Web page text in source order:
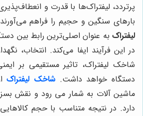
پرتردد، لیفتراک‌ها با قدرت و
بارهای سنگین و حجیم را فراهم
لیفتراک به عنوان اصلی‌ترین رابط بین
در این فرآیند ایفا می‌کند. انتخاب،
شاخک لیفتراک، تاثیر مستقیمی بر
دستگاه خواهد داشت. شاخک لیفتراک
ماشین آلات به شمار می رود و نقش
دارد. در نتیجه متناسب با حجم